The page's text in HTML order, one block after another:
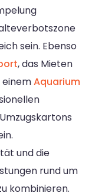
sein. Ebenso
, das Mieten
einemAquarium
und die
rund um
kombinieren.